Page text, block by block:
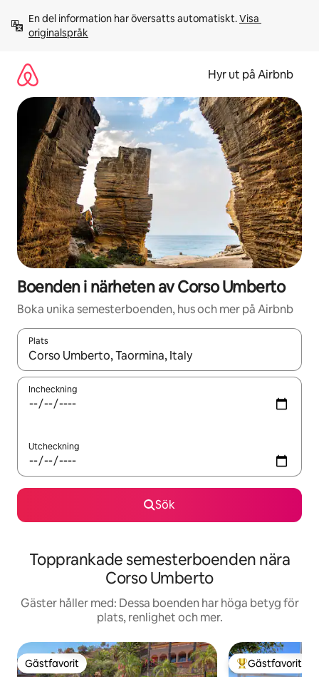
innehåll
En del information har översatts automatiskt. Visa
originalspråk
Hyr ut på Airbnb
Boenden i närheten av Corso Umberto
Boka unika semesterboenden, hus och mer på Airbnb
Plats
När resultaten är tillgängliga kan du navigera med upp- och
Incheckning
Utcheckning
Sök
Topprankade semesterboenden nära
Corso Umberto
Gäster håller med: Dessa boenden har höga betyg för
plats, renlighet och mer.
Gästfavorit
Gästfavorit Populär
Gästfavorit